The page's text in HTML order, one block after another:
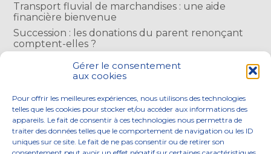
Gérer le consentement
aux cookies
Pour offrir les meilleures expériences, nous utilisons des technologies
telles que les cookies pour stocker et/ou accéder aux informations des
appareils. Le fait de consentir à ces technologies nous permettra de
traiter des données telles que le comportement de navigation ou les ID
uniques sur ce site. Le fait de ne pas consentir ou de retirer son
Transport fluvial de marchandises : une aide
financière bienvenue
Succession : les donations du parent renonçant
comptent-elles ?
Encadrement des loyers : une année de plus
COMMENTAIRES RÉCENTS